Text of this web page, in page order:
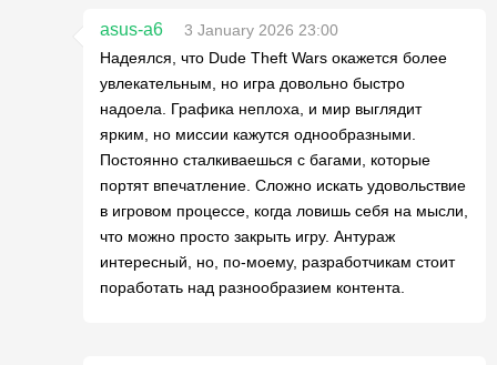
asus-a6
3 January 2026 23:00
Надеялся, что Dude Theft Wars окажется более
увлекательным, но игра довольно быстро
надоела. Графика неплоха, и мир выглядит
ярким, но миссии кажутся однообразными.
Постоянно сталкиваешься с багами, которые
портят впечатление. Сложно искать удовольствие
в игровом процессе, когда ловишь себя на мысли,
что можно просто закрыть игру. Антураж
интересный, но, по-моему, разработчикам стоит
поработать над разнообразием контента.